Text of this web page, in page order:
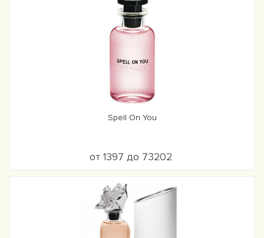
Spell On You
от 1397 до 73202